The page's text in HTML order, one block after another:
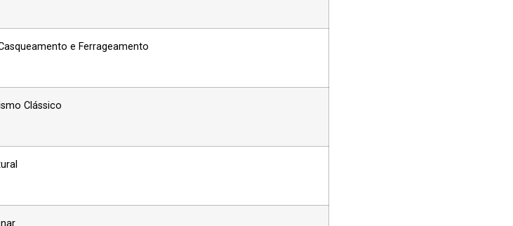
e Ferrageamento
Clássico